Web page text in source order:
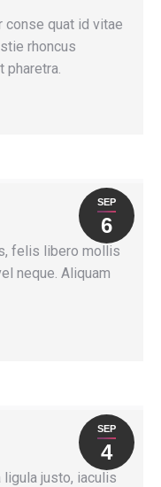
conse quat id vitae
rhoncus
pharetra.
SEP
6
felis libero mollis
neque. Aliquam
SEP
4
justo, iaculis